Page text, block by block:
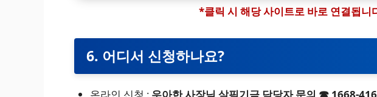
*클릭 시 해당 사이트로 바로 연결됩니
6. 어디서 신청하나요?
온라인 신청 : 우아한 사장님 살핌기금 담당자 문의 ☎ 1668-